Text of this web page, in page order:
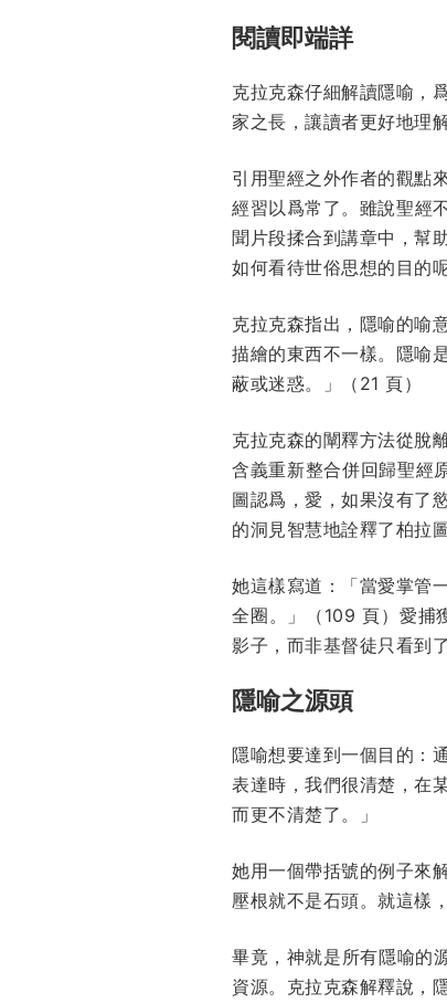
閱讀即端詳
克拉克森仔細解讀隱喻，
家之長，讓讀者更好地理
引用聖經之外作者的觀點
經習以爲常了。雖說聖經
聞片段揉合到講章中，幫
如何看待世俗思想的目的
克拉克森指出，隱喻的喻
描繪的東西不一樣。隱喻
蔽或迷惑。」（21 頁）
克拉克森的闡釋方法從脫
含義重新整合併回歸聖經
圖認爲，愛，如果沒有了
的洞見智慧地詮釋了柏拉
她這樣寫道：「當愛掌管
全圈。」（109 頁）愛捕
影子，而非基督徒只看到
隱喻之源頭
隱喻想要達到一個目的：
表達時，我們很清楚，在
而更不清楚了。」
她用一個帶括號的例子來
壓根就不是石頭。就這樣
畢竟，神就是所有隱喻的
資源。克拉克森解釋說，